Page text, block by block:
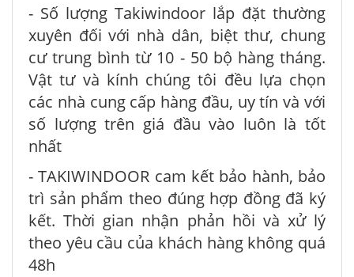
- Số lượng Takiwindoor lắp đặt thường
xuyên đối với nhà dân, biệt thư, chung
cư trung bình từ 10 - 50 bộ hàng tháng.
Vật tư và kính chúng tôi đều lựa chọn
các nhà cung cấp hàng đầu, uy tín và với
số lượng trên giá đầu vào luôn là tốt
nhất
- TAKIWINDOOR cam kết bảo hành, bảo
trì sản phẩm theo đúng hợp đồng đã ký
kết. Thời gian nhận phản hồi và xử lý
theo yêu cầu của khách hàng không quá
48h